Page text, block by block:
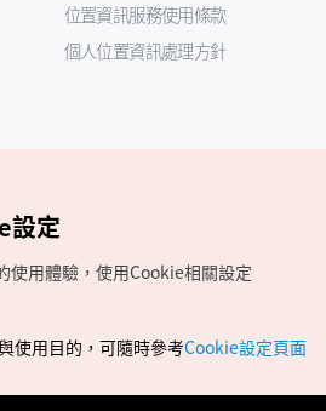
位置資訊服務使用條款
個人位置資訊處理方針
社版權所有
迎來信至官方信箱
設定
使用體驗，使用Cookie相關設定
使用目的，可隨時參考Cookie設定頁面